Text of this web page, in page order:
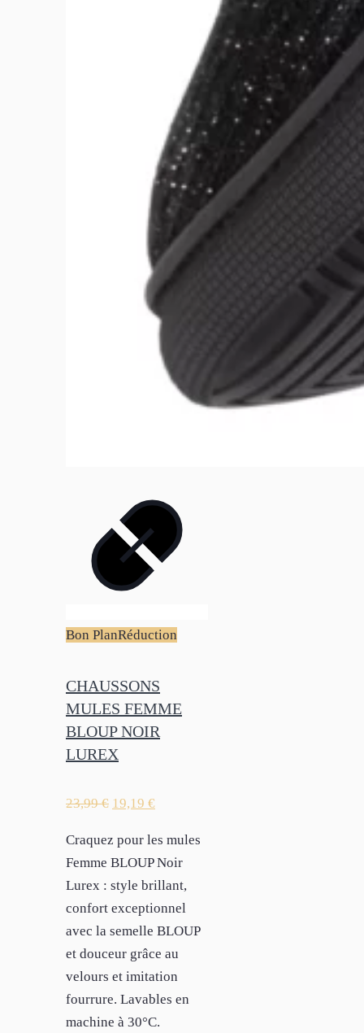
Bon PlanRéduction
CHAUSSONS
MULES FEMME
BLOUP NOIR
LUREX
23,99€ 19,19 €
Craquez pour les mules
Femme BLOUP Noir
Lurex : style brillant,
confort exceptionnel
avec la semelle BLOUP
et douceur grâce au
velours et imitation
fourrure. Lavables en
machine à 30°C.